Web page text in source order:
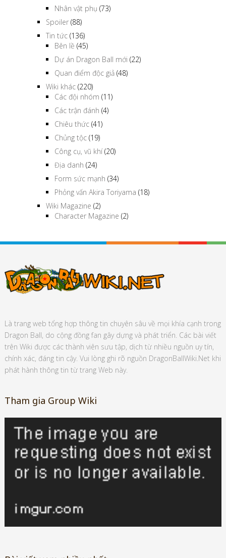
Nhân vật phụ (73)
Spoiler (88)
Tin tức (136)
Bên lề (45)
Dự án Dragon Ball mới (22)
Quan điểm độc giả (48)
Wiki khác (220)
Các đội nhóm (11)
Các trận đánh (4)
Chiêu thức (41)
Chủng tộc (19)
Công cụ, vũ khí(20)
Địa danh (24)
Form sức mạnh (34)
Phỏng vấn Akira Toriyama (18)
Wiki Magazine (2)
Character Magazine (2)
Là trang web tổng hợp thông tin chuyên sâu về mọi khía cạnh trong
Dragon Ball, do cộng đồng fan gây dựng và phát triển. Các bài viết
trên Wiki được các thành viên sưu tập, dịch từ nhiều nguồn uy tín,
chính xác, đáng tin cậy. Vui lòng ghi rõ nguồn DragonBallWiki.Net khi
phát hành thông tin từ trang Web này.
Tham gia Group Wiki